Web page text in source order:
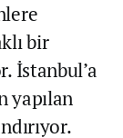
bir
İstanbul’a
yapılan